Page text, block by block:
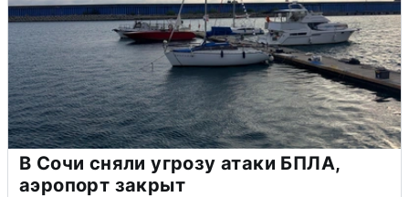
В Сочи сняли угрозу атаки БПЛА,
аэропорт закрыт